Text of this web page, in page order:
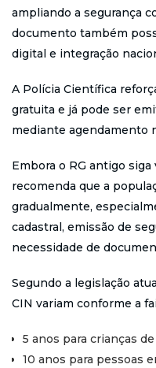
ampliando a segurança
documento também
digital e integração
A Polícia Científica
gratuita e já pode ser
mediante agendamento
Embora o RG antigo
recomenda que a
gradualmente,
cadastral, emissão de
necessidade de
Segundo a legislação
CIN variam conforme a
5 anos para crianças de
10 anos para pessoas